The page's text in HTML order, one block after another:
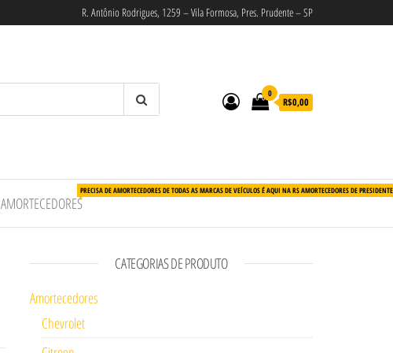
R. Antônio Rodrigues, 1259 – Vila Formosa, Pres. Prudente – SP
0
R$0,00
AMORTECEDORES
PRECISA DE AMORTECEDORES DE TODAS AS MARCAS DE VEÍCULOS É AQUI NA RS AMORTECEDORES DE
CATEGORIAS DE PRODUTO
Amortecedores
Chevrolet